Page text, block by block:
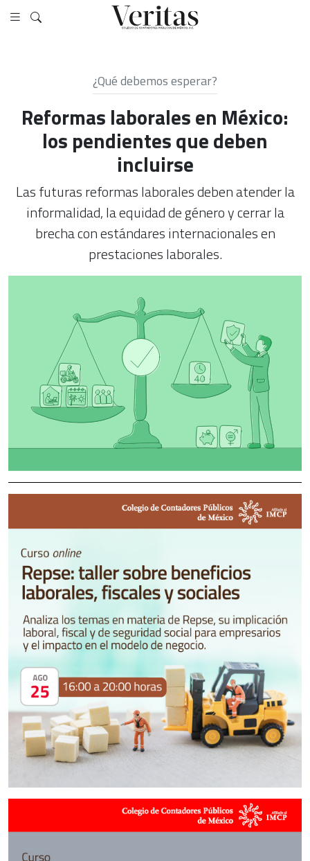
¿Qué debemos esperar?
Reformas laborales en México:
los pendientes que deben
incluirse
Las futuras reformas laborales deben atender la
informalidad, la equidad de género y cerrar la
brecha con estándares internacionales en
prestaciones laborales.